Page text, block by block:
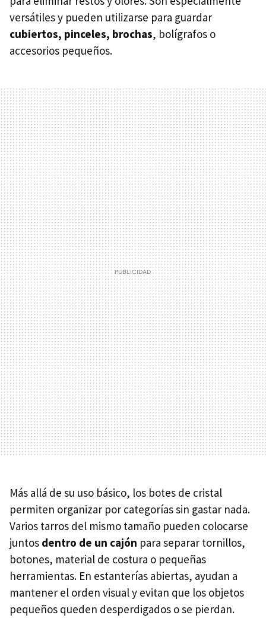
versátiles y pueden utilizarse para guardar
cubiertos, pinceles, brochas, bolígrafos o
accesorios pequeños.
Más allá de su uso básico, los botes de cristal
permiten organizar por categorías sin gastar nada.
Varios tarros del mismo tamaño pueden colocarse
juntos dentro de un cajón para separar tornillos,
botones, material de costura o pequeñas
herramientas. En estanterías abiertas, ayudan a
mantener el orden visual y evitan que los objetos
pequeños queden desperdigados o se pierdan.